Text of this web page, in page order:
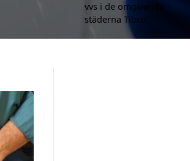
vvs i de omgivande
städerna Tibro